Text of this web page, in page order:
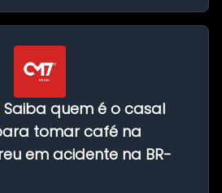
Saiba quem é o casal
tomar café na
em acidente na BR-